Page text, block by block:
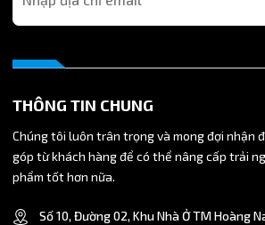
ren vào thiết bị với lực vừa phải.
giữ chặt.
Kiểm Tra: Đảm bảo không có rò rỉ khí
được cấp áp suất.
5. Mua Đầu Nối PC10-03 Chất Lượng
Lựa chọn Cút nối thẳng ren ngoài
THÔNG TIN CHUNG
Chúng tôi luôn trân trọng và mong đợi nhận
góp từ khách hàng để có thể nâng cấp trải
phẩm tốt hơn nữa.
Số 10, Đường 02, Khu Nhà Ở TM Hoàng